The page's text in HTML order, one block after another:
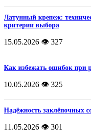
Латунный крепеж:
критерии выбора
15.05.2026 👁️ 327
Как избежать ошибок при
10.05.2026 👁️ 325
Надёжность заклёпочных
11.05.2026 👁️ 301